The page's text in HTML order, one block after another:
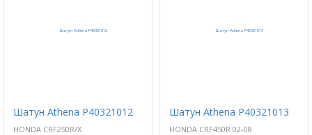
Шатун Athena P40321012
HONDA CRF250R/X
Шатун Athena P40321013
HONDA CRF450R 02-08